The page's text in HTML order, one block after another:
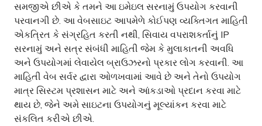
સમજીએ છીએ કે તમને આ ઇમેઇલ સરનામું ઉપયોગ કરવાની
પરવાનગી છે. આ વેબસાઇટ આપમેળે કોઈપણ વ્યક્તિગત માહિતી
એકત્રિત કે સંગ્રહિત કરતી નથી, સિવાય વપરાશકર્તાનું IP
સરનામું અને સત્ર સંબંધી માહિતી જેમ કે મુલાકાતની અવધિ
અને ઉપયોગમાં લેવાયેલ બ્રાઉઝરનો પ્રકાર લોગ કરવાની. આ
માહિતી વેબ સર્વર દ્વારા ઓળખવામાં આવે છે અને તેનો ઉપયોગ
માત્ર સિસ્ટમ પ્રશાસન માટે અને આંકડાઓ પ્રદાન કરવા માટે
થાય છે, જેને અમે સાઇટના ઉપયોગનું મૂલ્યાંકન કરવા માટે
સંકલિત કરીએ છીએ.